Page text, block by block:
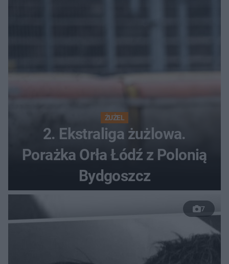
ŻUŻEL
2. Ekstraliga żużlowa.
Porażka Orła Łódź z Polonią
Bydgoszcz
7